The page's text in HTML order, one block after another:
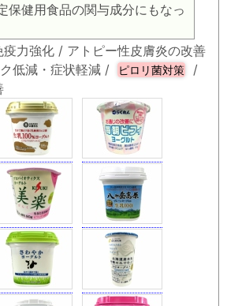
保健用食品の関与成分にもなっ
力強化 / アトピー性皮膚炎の改善
低減・症状軽減 /
ピロリ菌対策
/